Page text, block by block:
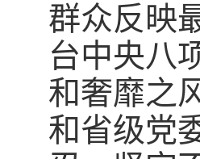
群众反映
台中央八
和奢靡之
和省级党